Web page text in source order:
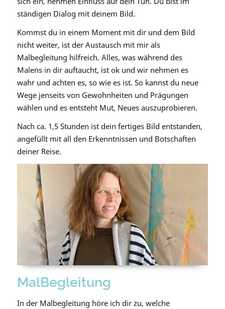
ständigen Dialog mit deinem Bild.
Kommst du in einem Moment mit dir und dem Bild
nicht weiter, ist der Austausch mit mir als
Malbegleitung hilfreich. Alles, was während des
Malens in dir auftaucht, ist ok und wir nehmen es
wahr und achten es, so wie es ist. So kannst du neue
Wege jenseits von Gewohnheiten und Prägungen
wählen und es entsteht Mut, Neues auszuprobieren.
Nach ca. 1,5 Stunden ist dein fertiges Bild entstanden,
angefüllt mit all den Erkenntnissen und Botschaften
deiner Reise.
MalBegleitung
In der Malbegleitung höre ich dir zu, welche